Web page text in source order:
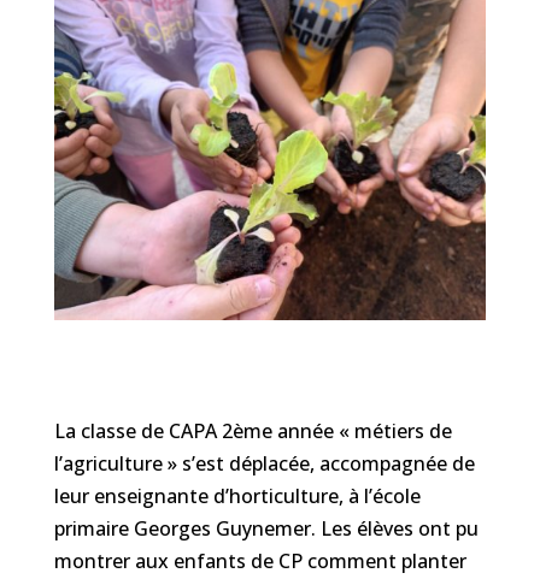
La classe de CAPA 2ème année « métiers de
l’agriculture »s’est déplacée, accompagnée de
leur enseignante d’horticulture, à l’école
primaire Georges Guynemer. Les élèves ont pu
montrer aux enfants de CP comment planter